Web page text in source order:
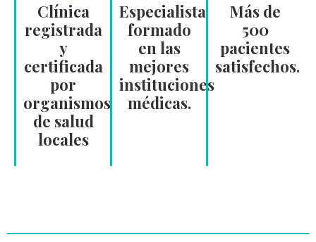
Clínica
registrada
y
certificada
por
organismos
de salud
locales
Especialista
formado
en las
mejores
instituciones
médicas.
Más de
500
pacientes
satisfechos.